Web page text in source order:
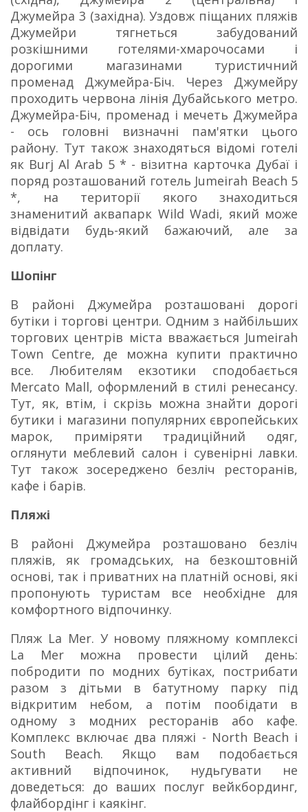
Джумейра 3 (західна). Уздовж піщаних пляжів
Джумейри тягнеться забудований
розкішними готелями-хмарочосами і
дорогими магазинами туристичний
променад Джумейра-Біч. Через Джумейру
проходить червона лінія Дубайського метро.
Джумейра-Біч, променад і мечеть Джумейра
- ось головні визначні пам'ятки цього
району. Тут також знаходяться відомі готелі
як Burj Al Arab 5 * - візитна карточка Дубаї і
поряд розташований готель Jumeirah Beach 5
*, на території якого знаходиться
знаменитий аквапарк Wild Wadi, який може
відвідати будь-який бажаючий, але за
доплату.
Шопінг
В районі Джумейра розташовані дорогі
бутіки і торгові центри. Одним з найбільших
торгових центрів міста вважається Jumeirah
Town Centre, де можна купити практично
все. Любителям екзотики сподобається
Mercato Маll, оформлений в стилі ренесансу.
Тут, як, втім, і скрізь можна знайти дорогі
бутики і магазини популярних європейських
марок, приміряти традиційний одяг,
оглянути меблевий салон і сувенірні лавки.
Тут також зосереджено безліч ресторанів,
кафе і барів.
Пляжі
В районі Джумейра розташовано безліч
пляжів, як громадських, на безкоштовній
основі, так і приватних на платній основі, які
пропонують туристам все необхідне для
комфортного відпочинку.
Пляж La Mer. У новому пляжному комплексі
La Mer можна провести цілий день:
побродити по модних бутіках, пострибати
разом з дітьми в батутному парку під
відкритим небом, а потім пообідати в
одному з модних ресторанів або кафе.
Комплекс включає два пляжі - North Beach і
South Beach. Якщо вам подобається
активний відпочинок, нудьгувати не
доведеться: до ваших послуг вейкбординг,
флайбордінг і каякінг.